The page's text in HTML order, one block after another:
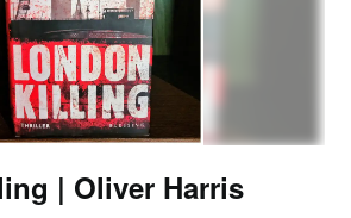
| Oliver Harris